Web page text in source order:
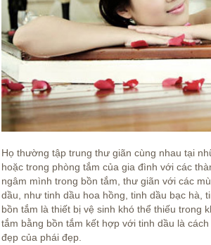
Họ thường tập trung thư giãn cùng nhau tại
hoặc trong phòng tắm của gia đình với các
ngâm mình trong bồn tắm, thư giãn với các
dầu, như tinh dầu hoa hồng, tinh dầu bạc hà,
bồn tắm là thiết bị vệ sinh khó thể thiếu trong
tắm bằng bồn tắm kết hợp với tinh dầu là
đẹp của phái đẹp.